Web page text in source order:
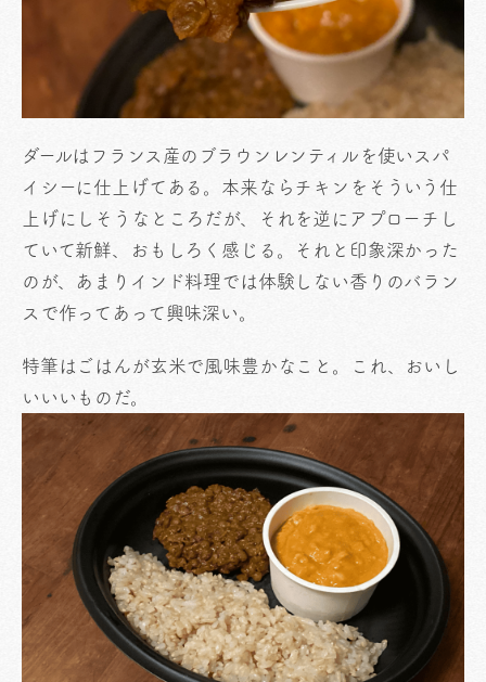
ダールはフランス産のブラウンレンティルを使いスパ
イシーに仕上げてある。本来ならチキンをそういう仕
上げにしそうなところだが、それを逆にアプローチし
ていて新鮮、おもしろく感じる。それと印象深かった
のが、あまりインド料理では体験しない香りのバラン
スで作ってあって興味深い。
特筆はごはんが玄米で風味豊かなこと。これ、おいし
いいいものだ。